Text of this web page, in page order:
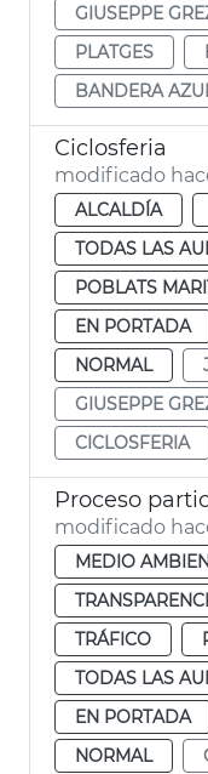
GIUSEPPE
PLATGES
BANDERA
Ciclosferia
modificado
ALCALDÍA
TODAS LAS
POBLATS
EN PORTADA
NORMAL
GIUSEPPE
CICLOSFERIA
modificado
MEDIO
TRÁFICO
TODAS LAS
EN PORTADA
NORMAL